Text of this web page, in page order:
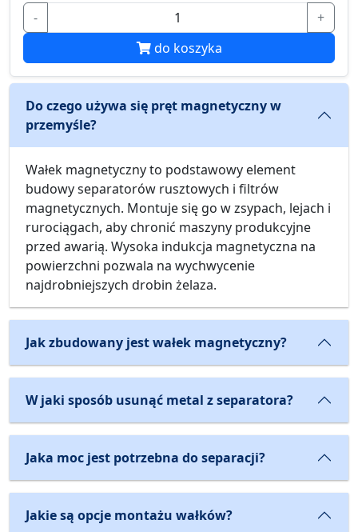
-
+
do koszyka
Do czego używa się pręt magnetyczny w
przemyśle?
Wałek magnetyczny to podstawowy element
budowy separatorów rusztowych i filtrów
magnetycznych. Montuje się go w zsypach, lejach i
rurociągach, aby chronić maszyny produkcyjne
przed awarią. Wysoka indukcja magnetyczna na
powierzchni pozwala na wychwycenie
najdrobniejszych drobin żelaza.
Jak zbudowany jest wałek magnetyczny?
W jaki sposób usunąć metal z separatora?
Jaka moc jest potrzebna do separacji?
Jakie są opcje montażu wałków?